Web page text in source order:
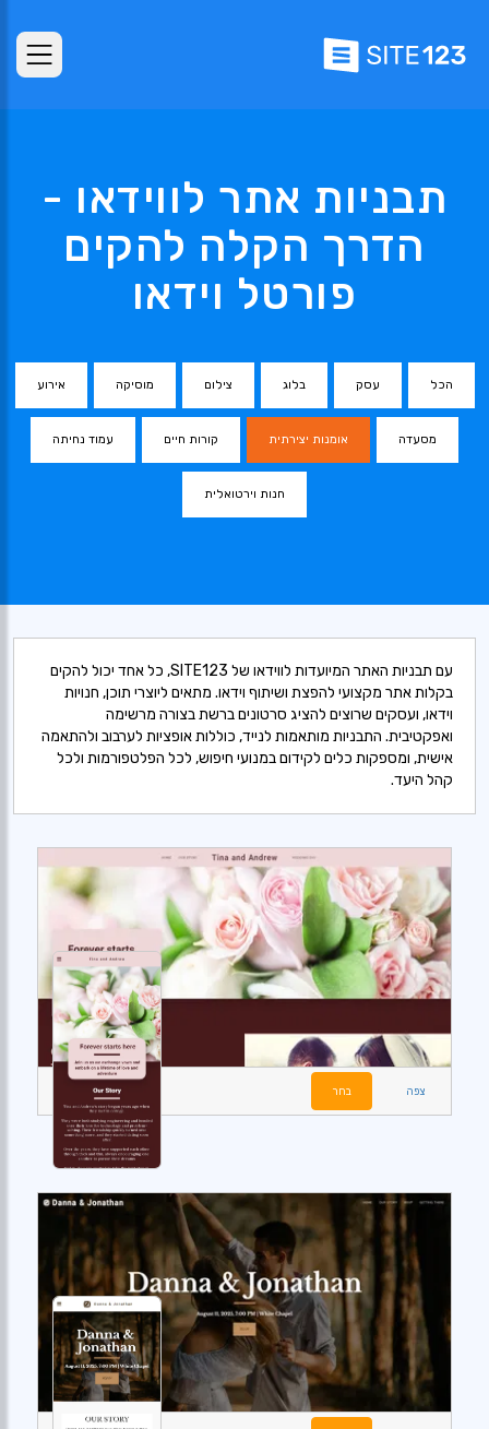
תבניות אתר לווידאו -
הדרך הקלה להקים
פורטל וידאו
הכל עסק בלוג צילום מוסיקה אירוע
מסעדה אומנות יצירתית קורות חיים עמוד נחיתה
חנות וירטואלית
עם תבניות האתר המיועדות לווידאו של SITE123, כל אחד יכול להקים
בקלות אתר מקצועי להפצת ושיתוף וידאו. מתאים ליוצרי תוכן, חנויות
וידאו, ועסקים שרוצים להציג סרטונים ברשת בצורה מרשימה
ואפקטיבית. התבניות מותאמות לנייד, כוללות אופציות לערבוב ולהתאמה
אישית, ומספקות כלים לקידום במנועי חיפוש, לכל הפלטפורמות ולכל
קהל היעד.
צפה בחר